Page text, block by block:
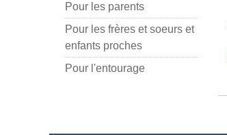
Pour les parents
Pour les frères et soeurs et
enfants proches
Pour l'entourage